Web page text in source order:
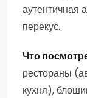
аутентичная
перекус.
Что
рестораны
кухня),